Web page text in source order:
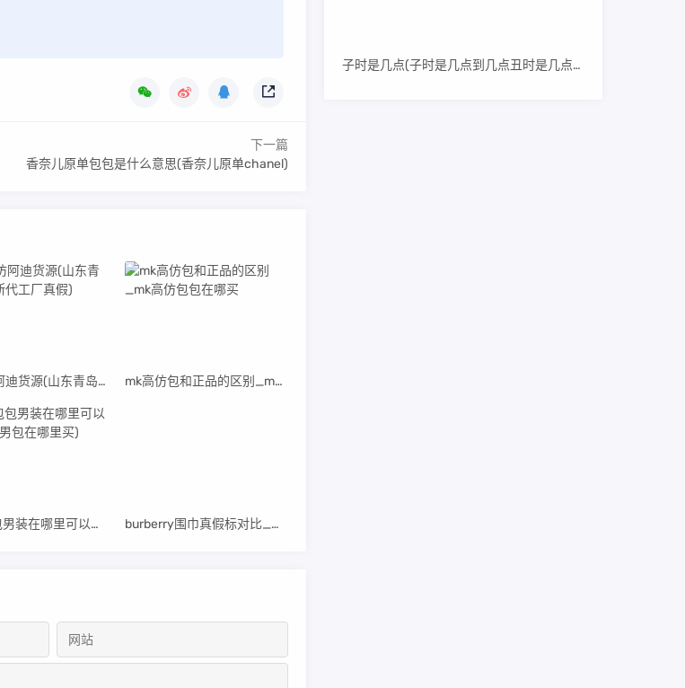
下一篇
香奈儿原单包包是什么意思(香奈儿原单chanel)
青岛高仿阿迪货源(山东青岛阿迪达斯代工厂真假) mk高仿包和正品的区别_mk高仿包包在哪买
高仿lv包包男装在哪里可以买(高仿LV男包在哪里买) burberry围巾真假标对比_高仿burberry围巾
子时是几点(子时是几点到几点丑时是几点到几点)